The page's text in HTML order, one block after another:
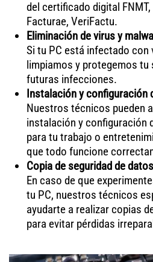
del certificado digital
Facturae, VeriFactu.
Eliminación de virus y
Si tu PC está infectado con
limpiamos y protegemos tu
futuras infecciones.
Instalación y configuración
Nuestros técnicos pueden
instalación y configuración
para tu trabajo o
que todo funcione
Copia de seguridad de datos
En caso de que
tu PC, nuestros técnicos
ayudarte a realizar copias
para evitar pérdidas